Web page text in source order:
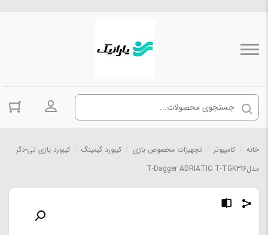
ورود به
خانه کامپیوتر تجهیزات مخصوص بازی کیبورد گیمینگ
کیبورد بازی تی-دگر
مدلT-Dagger ADRIATIC T-TGK316